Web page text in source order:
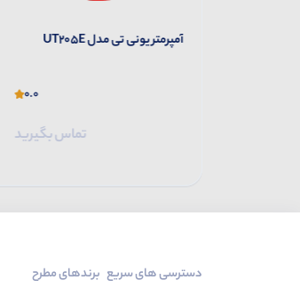
آمپرمتر یونی تی مدل UT205E
0.0
تماس بگیرید
دسترسی های سریع برندهای مطرح